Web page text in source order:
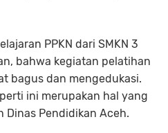
PPKN dari SMKN 3
bahwa kegiatan pelatihan
bagus dan mengedukasi.
ini merupakan hal yang
Dinas Pendidikan Aceh.